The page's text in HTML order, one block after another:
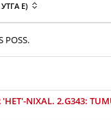
E)
POSS.
NIXAL. 2.G343: